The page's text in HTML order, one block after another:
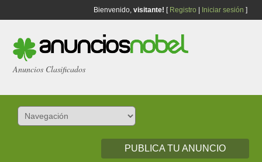
Bienvenido, visitante! [ Registro Iniciar sesión ]
Anuncios Clasificados
PUBLICA TU ANUNCIO